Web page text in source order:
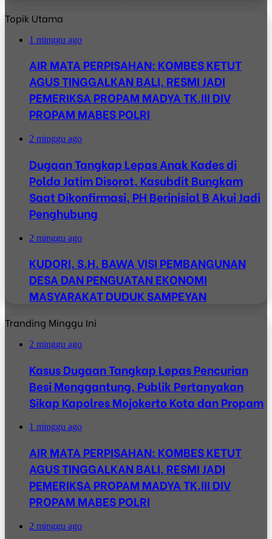
Topik Utama
1 minggu ago
AIR MATA PERPISAHAN: KOMBES KETUT
AGUS TINGGALKAN BALI, RESMI JADI
PEMERIKSA PROPAM MADYA TK.III DIV
PROPAM MABES POLRI
2 minggu ago
Dugaan Tangkap Lepas Anak Kades di
Polda Jatim Disorot, Kasubdit Bungkam
Saat Dikonfirmasi, PH Berinisial B Akui Jadi
Penghubung
2 minggu ago
KUDORI, S.H. BAWA VISI PEMBANGUNAN
DESA DAN PENGUATAN EKONOMI
MASYARAKAT DUDUK SAMPEYAN
Tranding Minggu Ini
2 minggu ago
Kasus Dugaan Tangkap Lepas Pencurian
Besi Menggantung, Publik Pertanyakan
Sikap Kapolres Mojokerto Kota dan Propam
1 minggu ago
AIR MATA PERPISAHAN: KOMBES KETUT
AGUS TINGGALKAN BALI, RESMI JADI
PEMERIKSA PROPAM MADYA TK.III DIV
PROPAM MABES POLRI
2 minggu ago